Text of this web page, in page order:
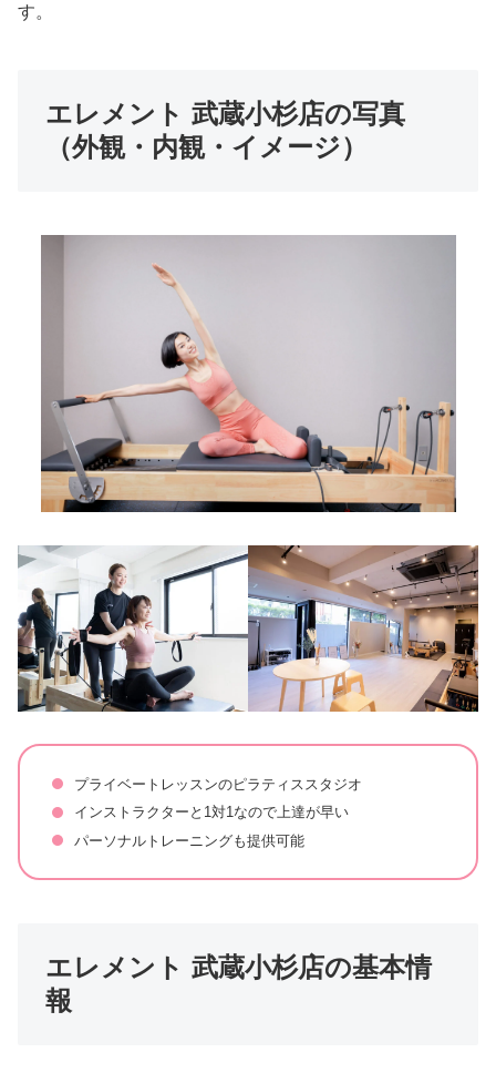
す。
エレメント 武蔵小杉店の写真
（外観・内観・イメージ）
プライベートレッスンのピラティススタジオ
インストラクターと1対1なので上達が早い
パーソナルトレーニングも提供可能
エレメント 武蔵小杉店の基本情
報